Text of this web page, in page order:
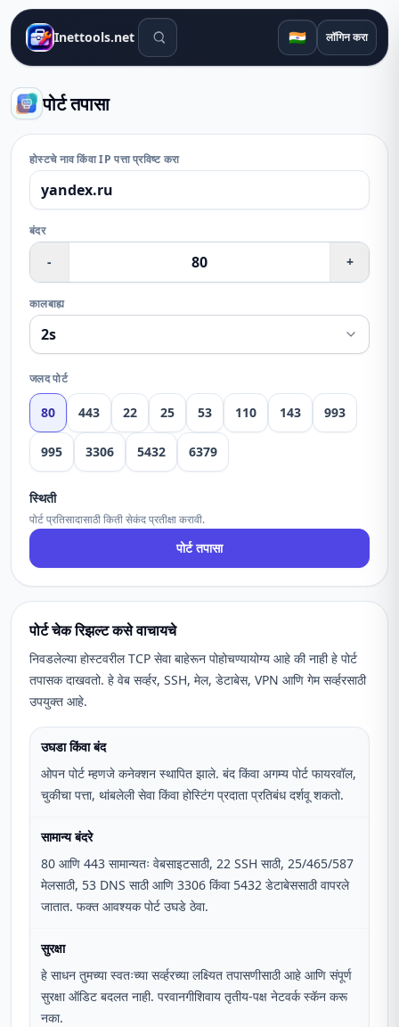
Inettools.net शोध साधने 🇮🇳 लॉगिन करा
पोर्ट तपासा
होस्टचे नाव किंवा IP पत्ता प्रविष्ट करा
बंदर
- +
कालबाह्य
जलद पोर्ट
80 443 22 25 53 110 143 993
995 3306 5432 6379
स्थिती
पोर्ट प्रतिसादासाठी किती सेकंद प्रतीक्षा करावी.
पोर्ट तपासा
पोर्ट चेक रिझल्ट कसे वाचायचे
निवडलेल्या होस्टवरील TCP सेवा बाहेरून पोहोचण्यायोग्य आहे की नाही हे पोर्ट
तपासक दाखवतो. हे वेब सर्व्हर, SSH, मेल, डेटाबेस, VPN आणि गेम सर्व्हरसाठी
उपयुक्त आहे.
उघडा किंवा बंद
ओपन पोर्ट म्हणजे कनेक्शन स्थापित झाले. बंद किंवा अगम्य पोर्ट फायरवॉल,
चुकीचा पत्ता, थांबलेली सेवा किंवा होस्टिंग प्रदाता प्रतिबंध दर्शवू शकतो.
सामान्य बंदरे
80 आणि 443 सामान्यतः वेबसाइटसाठी, 22 SSH साठी, 25/465/587
मेलसाठी, 53 DNS साठी आणि 3306 किंवा 5432 डेटाबेससाठी वापरले
जातात. फक्त आवश्यक पोर्ट उघडे ठेवा.
सुरक्षा
हे साधन तुमच्या स्वतःच्या सर्व्हरच्या लक्ष्यित तपासणीसाठी आहे आणि संपूर्ण
सुरक्षा ऑडिट बदलत नाही. परवानगीशिवाय तृतीय-पक्ष नेटवर्क स्कॅन करू
नका.